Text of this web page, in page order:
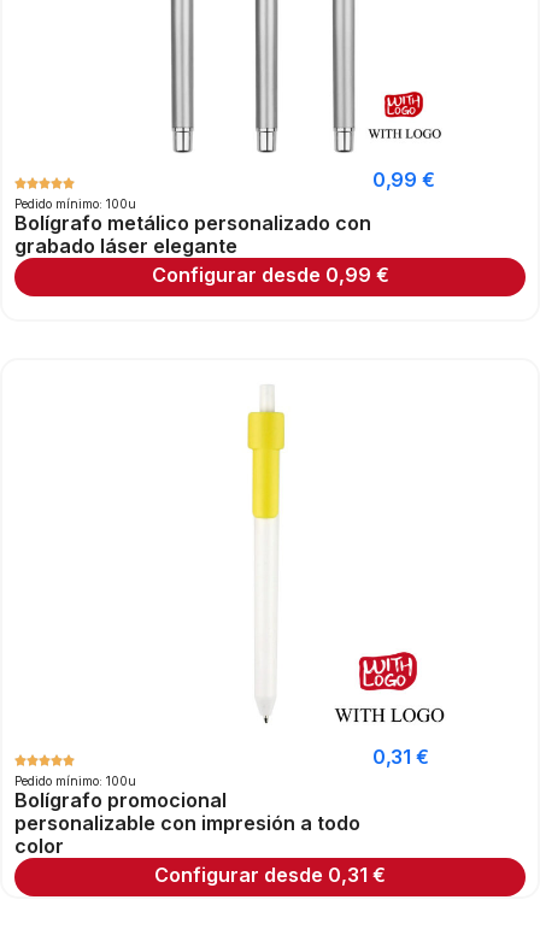
Pedido mínimo: 100u
Bolígrafo metálico personalizado con
grabado láser elegante
0,99 €
Configurar desde 0,99 €
Pedido mínimo: 100u
Bolígrafo promocional
personalizable con impresión a todo
color
0,31 €
Configurar desde 0,31 €